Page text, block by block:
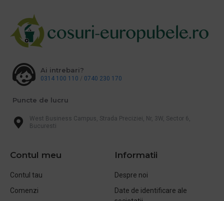
Ai intrebari?
0314 100 110 / 0740 230 170
Puncte de lucru
West Business Campus, Strada Preciziei, Nr, 3W, Sector 6,
Bucuresti
Contul meu
Contul tau
Comenzi
Informatii
Despre noi
Date de identificare ale